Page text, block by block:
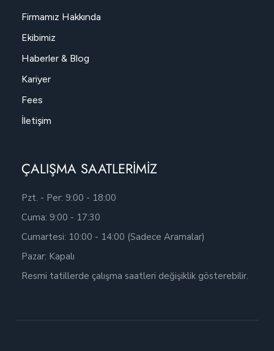
Firmamız Hakkında
Ekibimiz
Haberler & Blog
Kariyer
Fees
İletişim
ÇALIŞMA SAATLERİMİZ
Pzt. - Per: 9:00 - 18:00
Cuma: 9:00 - 17:30
Cumartesi: 10:00 - 14:00 (Sadece Aramalar)
Pazar: Kapalı
Resmi tatillerde çalışma saatleri değişiklik gösterebilir.